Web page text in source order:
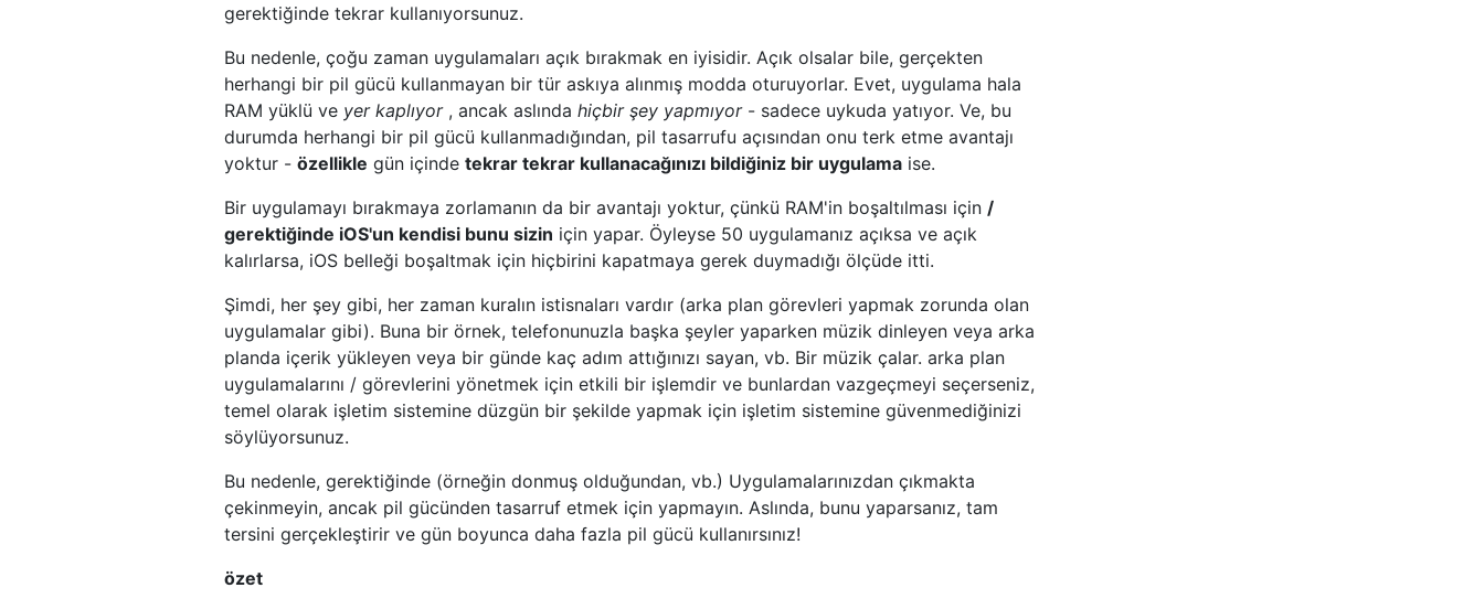
gerektiğinde tekrar kullanıyorsunuz.
Bu nedenle, çoğu zaman uygulamaları açık bırakmak en iyisidir. Açık olsalar bile, gerçekten
herhangi bir pil gücü kullanmayan bir tür askıya alınmış modda oturuyorlar. Evet, uygulama hala
RAM yüklü ve yer kaplıyor, ancak aslında hiçbir şey yapmıyor- sadece uykuda yatıyor. Ve, bu
durumda herhangi bir pil gücü kullanmadığından, pil tasarrufu açısından onu terk etme avantajı
yoktur - özellikle gün içinde tekrar tekrar kullanacağınızı bildiğiniz bir uygulama ise.
Bir uygulamayı bırakmaya zorlamanın da bir avantajı yoktur, çünkü RAM'in boşaltılması için /
gerektiğinde iOS'un kendisi bunu sizin için yapar. Öyleyse 50 uygulamanız açıksa ve açık
kalırlarsa, iOS belleği boşaltmak için hiçbirini kapatmaya gerek duymadığı ölçüde itti.
Şimdi, her şey gibi, her zaman kuralın istisnaları vardır (arka plan görevleri yapmak zorunda olan
uygulamalar gibi). Buna bir örnek, telefonunuzla başka şeyler yaparken müzik dinleyen veya arka
planda içerik yükleyen veya bir günde kaç adım attığınızı sayan, vb. Bir müzik çalar. arka plan
uygulamalarını / görevlerini yönetmek için etkili bir işlemdir ve bunlardan vazgeçmeyi seçerseniz,
temel olarak işletim sistemine düzgün bir şekilde yapmak için işletim sistemine güvenmediğinizi
söylüyorsunuz.
Bu nedenle, gerektiğinde (örneğin donmuş olduğundan, vb.) Uygulamalarınızdan çıkmakta
çekinmeyin, ancak pil gücünden tasarruf etmek için yapmayın. Aslında, bunu yaparsanız, tam
tersini gerçekleştirir ve gün boyunca daha fazla pil gücü kullanırsınız!
özet